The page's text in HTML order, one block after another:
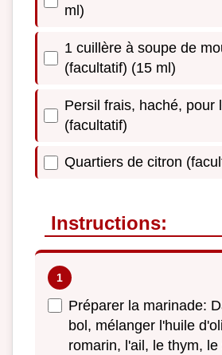
ml)
1 cuillère à soupe de
(facultatif) (15 ml)
Persil frais, haché, pour
(facultatif)
Quartiers de citron
Instructions:
Préparer la marinade:
bol, mélanger l'huile
romarin, l'ail, le thym,